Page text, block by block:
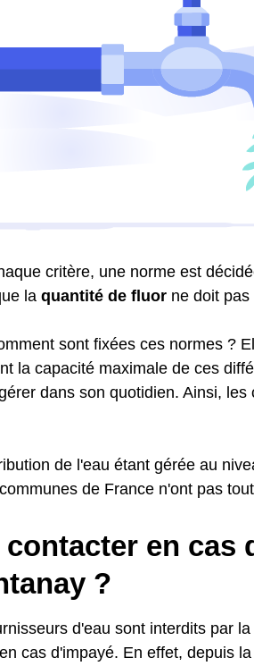
critère, une norme est
la quantité de fluor ne doit
sont fixées ces normes ?
la capacité maximale de ces
dans son quotidien. Ainsi,
de l'eau étant gérée au
de France n'ont pas
contacter en cas
?
d'eau sont interdits par
cas d'impayé. En effet, depuis